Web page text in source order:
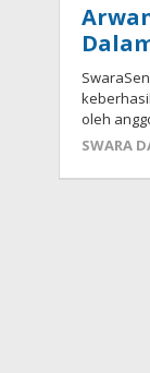
oleh
SWARA